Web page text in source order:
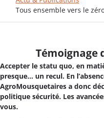
Tous ensemble vers le
Témoignage
Accepter le statu quo, en
presque… un recul. En
AgroMousquetaires a donc
politique sécurité. Les
vous.